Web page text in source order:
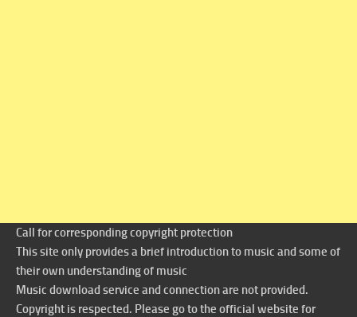
Call for corresponding copyright protection
This site only provides a brief introduction to music and some of
their own understanding of music
Music download service and connection are not provided.
Copyright is respected. Please go to the official website for